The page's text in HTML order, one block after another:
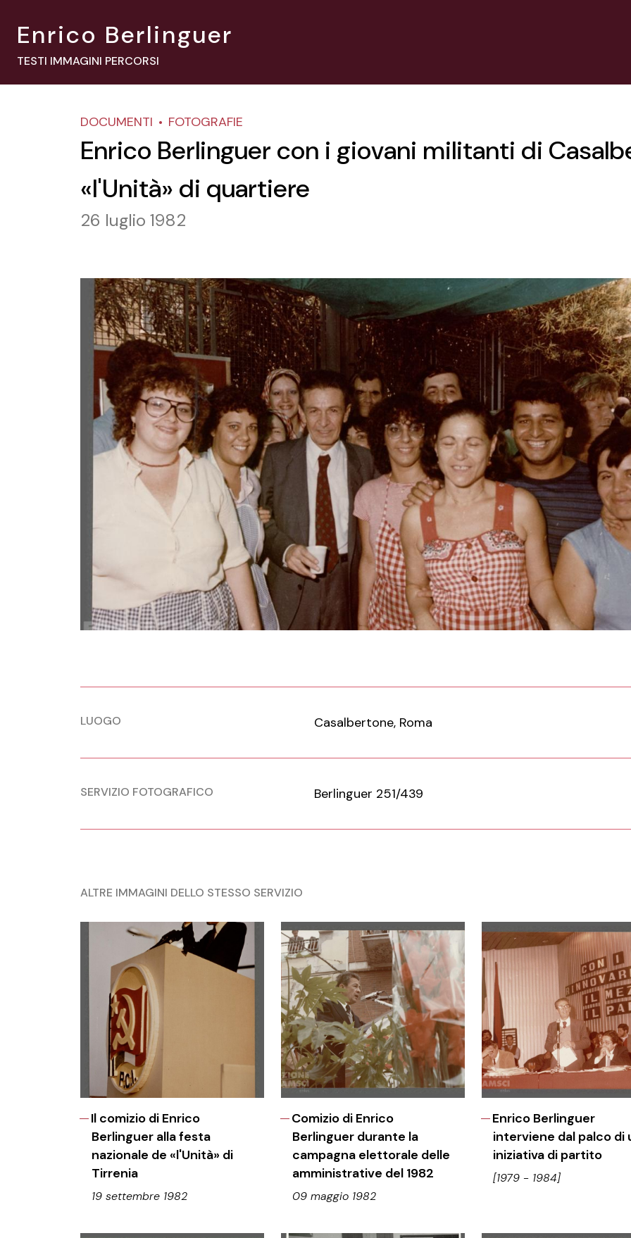
Enrico Berlinguer
TESTI IMMAGINI PERCORSI
DOCUMENTI FOTOGRAFIE
Enrico Berlinguer con i giovani militanti di
«l'Unità» di quartiere
26 luglio 1982
LUOGO Casalbertone, Roma
SERVIZIO FOTOGRAFICO Berlinguer 251/439
ALTRE IMMAGINI DELLO STESSO SERVIZIO
Il comizio di Enrico
Berlinguer alla festa
nazionale de «l'Unità» di
Tirrenia
19 settembre 1982
Comizio di Enrico
Berlinguer durante la
campagna elettorale delle
amministrative del 1982
09 maggio 1982
Enrico Berlinguer
interviene dal palco di
iniziativa di partito
[1979 - 1984]